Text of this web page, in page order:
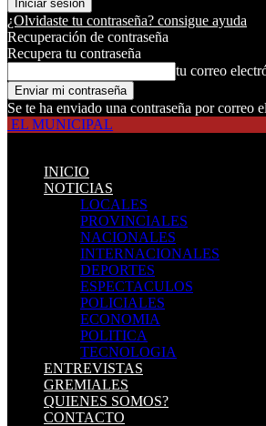
¿Olvidaste tu contraseña? consigue ayuda
Recuperación de contraseña
Recupera tu contraseña
tu correo
Se te ha enviado una contraseña por correo
EL MUNICIPAL
INICIO
NOTICIAS
LOCALES
PROVINCIALES
NACIONALES
INTERNACIONALES
DEPORTES
ESPECTACULOS
POLICIALES
ECONOMIA
POLITICA
TECNOLOGIA
ENTREVISTAS
GREMIALES
QUIENES SOMOS?
CONTACTO